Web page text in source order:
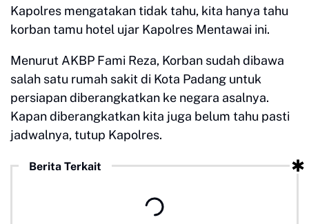
Kapolres mengatakan tidak tahu, kita hanya tahu
korban tamu hotel ujar Kapolres Mentawai ini.
Menurut AKBP Fami Reza, Korban sudah dibawa
salah satu rumah sakit di Kota Padang untuk
persiapan diberangkatkan ke negara asalnya.
Kapan diberangkatkan kita juga belum tahu pasti
jadwalnya, tutup Kapolres.
Berita Terkait